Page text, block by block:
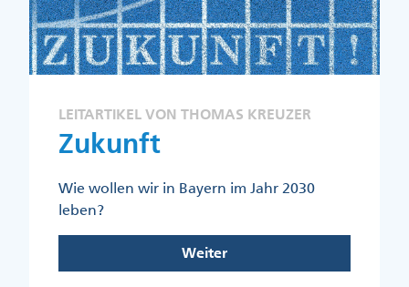
LEITARTIKEL VON THOMAS KREUZER
Zukunft
Wie wollen wir in Bayern im Jahr 2030
leben?
Weiter